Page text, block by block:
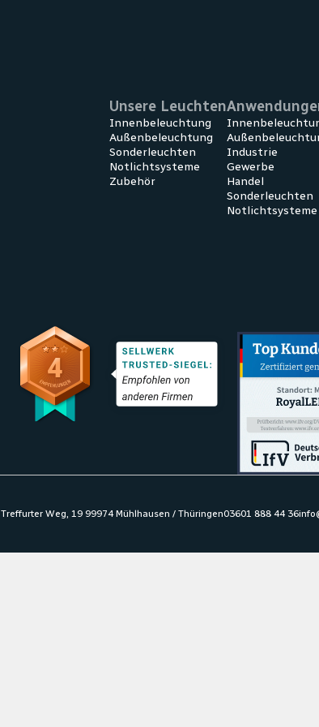
Unsere Leuchten
Innenbeleuchtung
Außenbeleuchtung
Sonderleuchten
Notlichtsysteme
Zubehör
Industrie
Gewerbe
Handel
Sonder­leuchten
Notlicht­systeme
Treffurter Weg, 19 99974 Mühlhausen / Thüringen03601 888 44 36